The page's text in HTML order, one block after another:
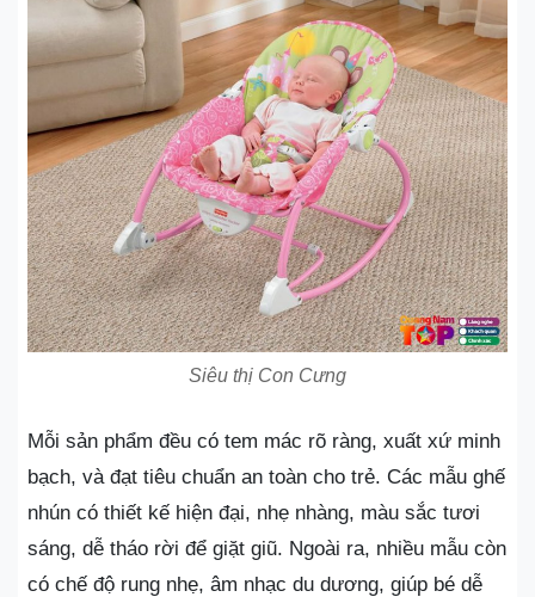
Siêu thị Con Cưng
Mỗi sản phẩm đều có tem mác rõ ràng, xuất xứ minh
bạch, và đạt tiêu chuẩn an toàn cho trẻ. Các mẫu ghế
nhún có thiết kế hiện đại, nhẹ nhàng, màu sắc tươi
sáng, dễ tháo rời để giặt giũ. Ngoài ra, nhiều mẫu còn
có chế độ rung nhẹ, âm nhạc du dương, giúp bé dễ